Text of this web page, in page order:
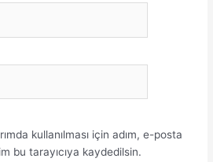
kullanılması için adım, e-posta
bu tarayıcıya kaydedilsin.